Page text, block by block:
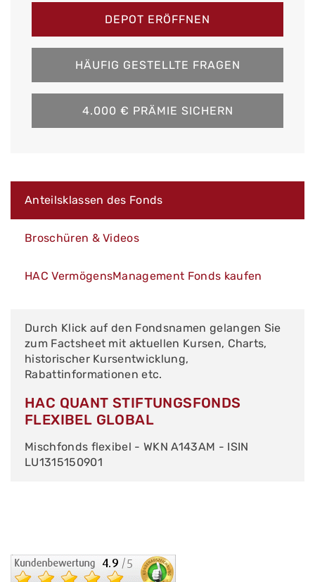
DEPOT ERÖFFNEN
HÄUFIG GESTELLTE FRAGEN
4.000 € PRÄMIE SICHERN
Anteilsklassen des Fonds
Broschüren & Videos
HAC VermögensManagement Fonds kaufen
Durch Klick auf den Fondsnamen gelangen Sie
zum Factsheet mit aktuellen Kursen, Charts,
historischer Kursentwicklung,
Rabattinformationen etc.
HAC QUANT STIFTUNGSFONDS
FLEXIBEL GLOBAL
Mischfonds flexibel - WKN A143AM - ISIN
LU1315150901